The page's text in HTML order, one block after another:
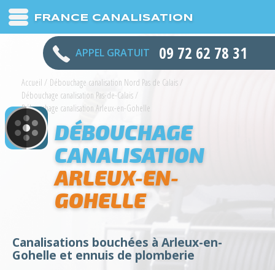
FRANCE CANALISATION
APPEL GRATUIT 09 72 62 78 31
Accueil / Débouchage canalisation Nord Pas de Calais /
Débouchage canalisation Pas-de-Calais/
Débouchage canalisation Arleux-en-Gohelle
DÉBOUCHAGE
CANALISATION
ARLEUX-EN-
GOHELLE
Canalisations bouchées à Arleux-en-
Gohelle et ennuis de plomberie